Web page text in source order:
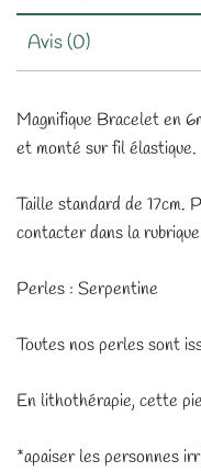
Avis (0)
Magnifique Bracelet en
et monté sur fil élastique.
Taille standard de 17cm.
contacter dans la
Perles : Serpentine
Toutes nos perles sont
En lithothérapie, cette
*apaiser les personnes